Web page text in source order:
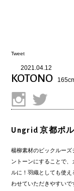
Tweet
2021.04.12
KOTONO
Ungrid 京都ポ
楊柳素材のビックルー
ントーンにすることで
ルに！羽織としても使
わせていただきやすい